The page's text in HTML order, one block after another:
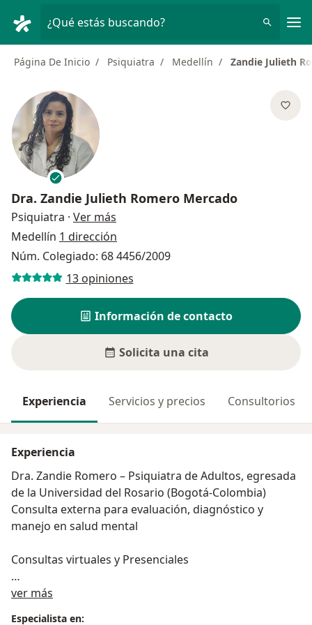
¿Qué estás buscando?
Página De Inicio Psiquiatra Medellín Zandie Julieth
Dra. Zandie Julieth Romero Mercado
Psiquiatra · Ver más
Medellín 1 dirección
Núm. Colegiado: 68 4456/2009
13 opiniones
Información de contacto
Solicita una cita
Experiencia Servicios y precios Consultorios
Experiencia
Dra. Zandie Romero – Psiquiatra de Adultos, egresada
de la Universidad del Rosario (Bogotá-Colombia)
Consulta externa para evaluación, diagnóstico y
manejo en salud mental
Consultas virtuales y Presenciales
Ofrezco servicios en psiquiatría del adulto, con un
ver más
Especialista en: